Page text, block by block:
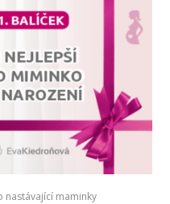
maminky